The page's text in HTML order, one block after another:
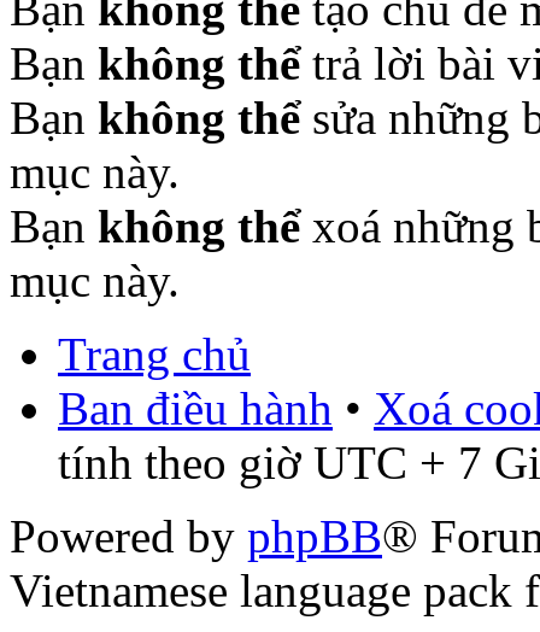
Bạn không thểtrả lời bài
Bạn không thểsửa những
mục này.
Bạn không thểxoá những
mục này.
Trang chủ
Ban điều hành • Xoá
tính theo giờ UTC + 7
Powered by phpBB®
Vietnamese language